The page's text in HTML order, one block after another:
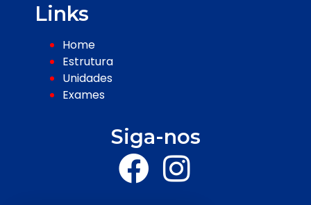
Links
Home
Estrutura
Unidades
Exames
Siga-nos